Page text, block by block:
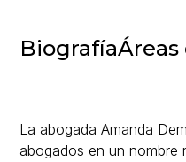
BiografíaÁreas
La abogada Amanda
abogados en un